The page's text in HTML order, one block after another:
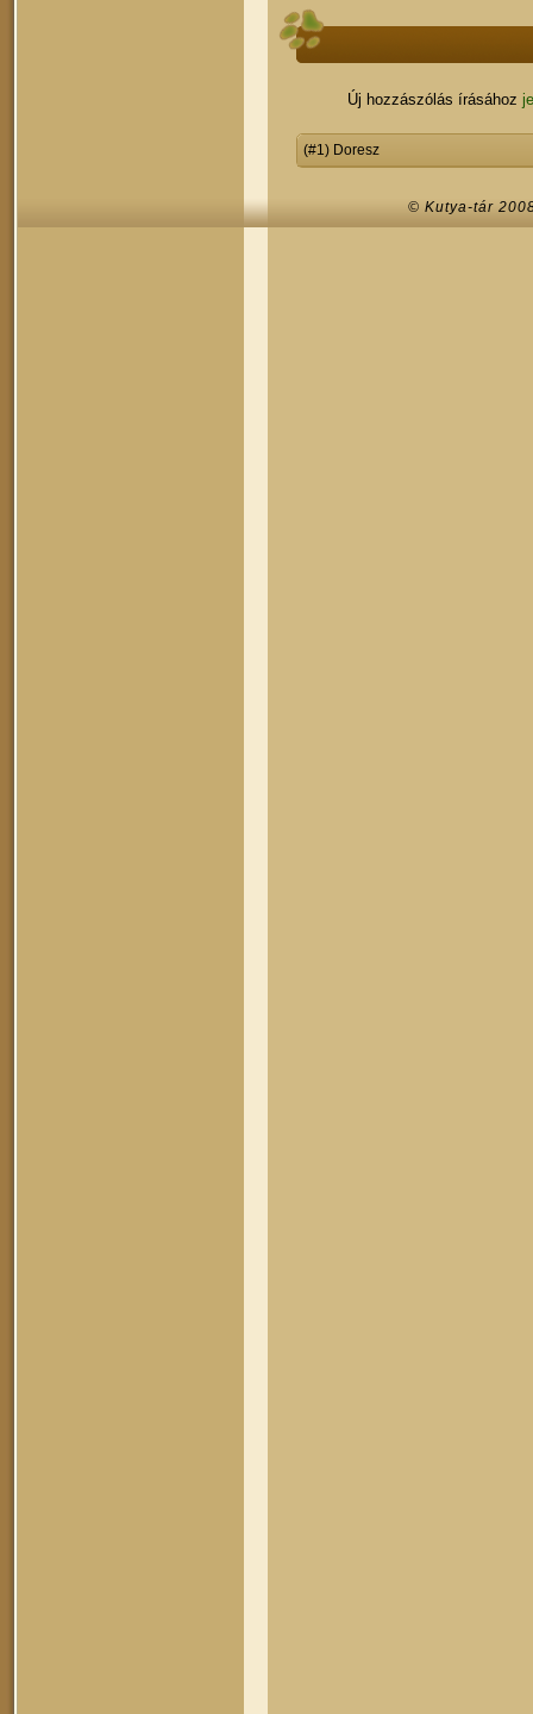
Új hozzászólás írásához
(#1) Doresz
© Kutya-tár